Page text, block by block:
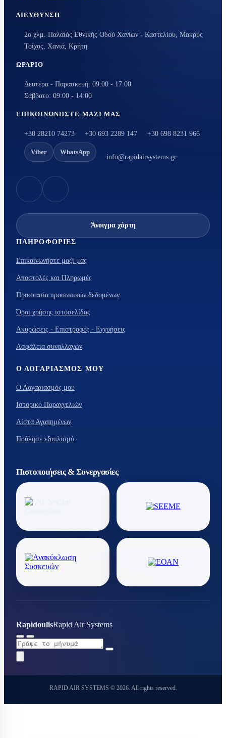
ΔΙΕΎΘΥΝΣΗ
2ο χλμ. Παλαιάς Εθνικής Οδού Χανίων - Καστελίου, Μακρύς
Τοίχος, Χανιά, Κρήτη
ΩΡΆΡΙΟ
Δευτέρα - Παρασκευή: 09:00 - 17:00
Σάββατο: 09:00 - 14:00
ΕΠΙΚΟΙΝΩΝΉΣΤΕ ΜΑΖΊ ΜΑΣ
+30 28210 74273 +30 693 2289 147 +30 698 8231 966
Viber WhatsApp
info@rapidairsystems.gr
Άνοιγμα χάρτη
ΠΛΗΡΟΦΟΡΊΕΣ
Επικοινωνήστε μαζί μας
Αποστολές και Πληρωμές
Προστασία προσωπικών δεδομένων
Όροι χρήσης ιστοσελίδας
Ακυρώσεις - Επιστροφές - Εγγυήσεις
Ασφάλεια συναλλαγών
Ο ΛΟΓΑΡΙΑΣΜΌΣ ΜΟΥ
Ο Λογαριασμός μου
Ιστορικό Παραγγελιών
Λίστα Αγαπημένων
Πούλησε εξοπλισμό
Πιστοποιήσεις & Συνεργασίες
RapidoulisRapid Air Systems
RAPID AIR SYSTEMS © 2026. All rights reserved.